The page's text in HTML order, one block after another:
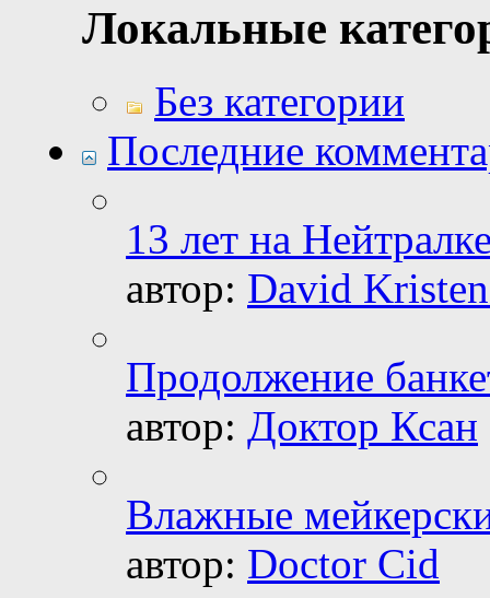
Локальные
Без категории
Последние
13 лет на
автор: David
Продолжение
автор: Доктор Ксан
Влажные
автор: Doctor Cid